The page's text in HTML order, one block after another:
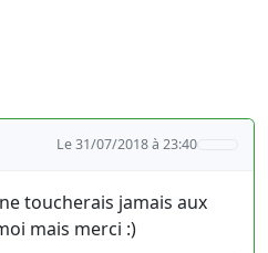
Le 31/07/2018 à 23:40
toucherais jamais aux
mais merci :)